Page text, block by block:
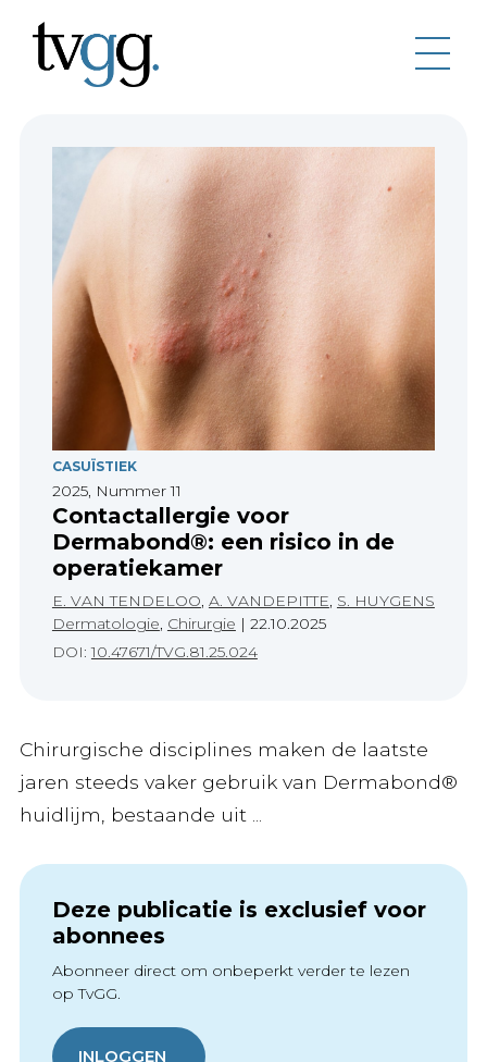
CASUÏSTIEK
2025, Nummer 11
Contactallergie voor
Dermabond®: een risico in de
operatiekamer
E. VAN TENDELOO, A. VANDEPITTE, S. HUYGENS
Dermatologie, Chirurgie | 22.10.2025
DOI:10.47671/TVG.81.25.024
Chirurgische disciplines maken de laatste
jaren steeds vaker gebruik van Dermabond®
huidlijm, bestaande uit ...
Deze publicatie is exclusief voor
abonnees
Abonneer direct om onbeperkt verder te lezen
op TvGG.
INLOGGEN